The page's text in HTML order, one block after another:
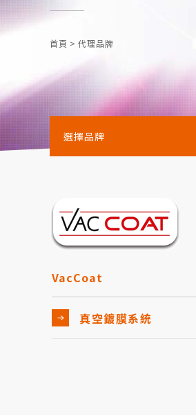
首頁 > 代理品牌
選擇品牌
VacCoat
真空鍍膜系統